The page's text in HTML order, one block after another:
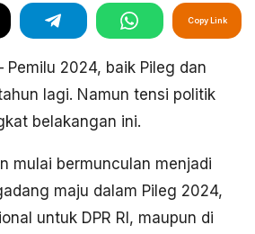
Copy Link
Pemilu 2024, baik Pileg dan
lagi. Namun tensi politik
belakangan ini.
mulai bermunculan menjadi
maju dalam Pileg 2024,
untuk DPR RI, maupun di